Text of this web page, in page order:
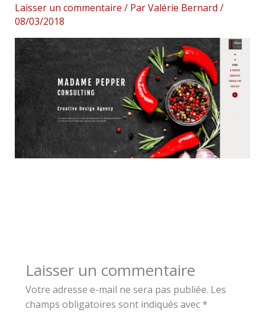
Laisser un commentaire / ParValérie Bernard /
08/03/2018
Laisser un commentaire
Votre adresse e-mail ne sera pas publiée. Les
champs obligatoires sont indiqués avec *